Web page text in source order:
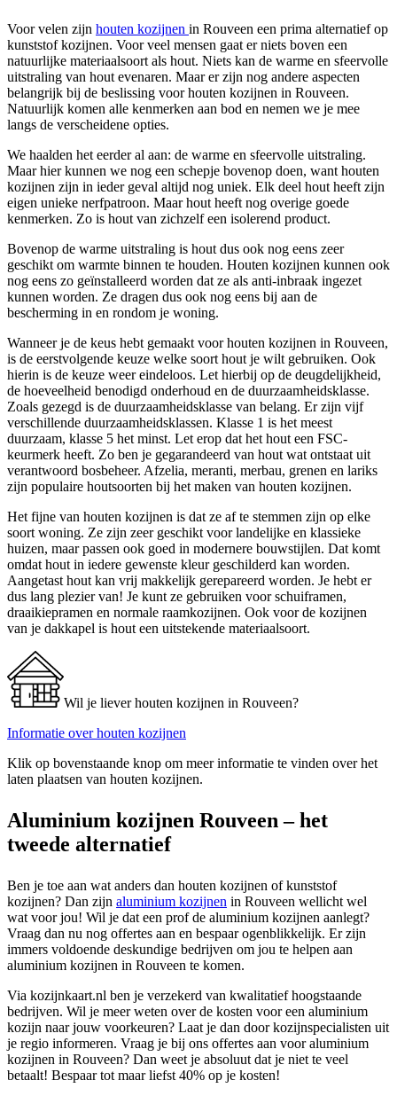
Voor velen zijn houten kozijnen in Rouveen een prima alternatief op
kunststof kozijnen. Voor veel mensen gaat er niets boven een
natuurlijke materiaalsoort als hout. Niets kan de warme en sfeervolle
uitstraling van hout evenaren. Maar er zijn nog andere aspecten
belangrijk bij de beslissing voor houten kozijnen in Rouveen.
Natuurlijk komen alle kenmerken aan bod en nemen we je mee
langs de verscheidene opties.
We haalden het eerder al aan: de warme en sfeervolle uitstraling.
Maar hier kunnen we nog een schepje bovenop doen, want houten
kozijnen zijn in ieder geval altijd nog uniek. Elk deel hout heeft zijn
eigen unieke nerfpatroon. Maar hout heeft nog overige goede
kenmerken. Zo is hout van zichzelf een isolerend product.
Bovenop de warme uitstraling is hout dus ook nog eens zeer
geschikt om warmte binnen te houden. Houten kozijnen kunnen ook
nog eens zo geïnstalleerd worden dat ze als anti-inbraak ingezet
kunnen worden. Ze dragen dus ook nog eens bij aan de
bescherming in en rondom je woning.
Wanneer je de keus hebt gemaakt voor houten kozijnen in Rouveen,
is de eerstvolgende keuze welke soort hout je wilt gebruiken. Ook
hierin is de keuze weer eindeloos. Let hierbij op de deugdelijkheid,
de hoeveelheid benodigd onderhoud en de duurzaamheidsklasse.
Zoals gezegd is de duurzaamheidsklasse van belang. Er zijn vijf
verschillende duurzaamheidsklassen. Klasse 1 is het meest
duurzaam, klasse 5 het minst. Let erop dat het hout een FSC-
keurmerk heeft. Zo ben je gegarandeerd van hout wat ontstaat uit
verantwoord bosbeheer. Afzelia, meranti, merbau, grenen en lariks
zijn populaire houtsoorten bij het maken van houten kozijnen.
Het fijne van houten kozijnen is dat ze af te stemmen zijn op elke
soort woning. Ze zijn zeer geschikt voor landelijke en klassieke
huizen, maar passen ook goed in modernere bouwstijlen. Dat komt
omdat hout in iedere gewenste kleur geschilderd kan worden.
Aangetast hout kan vrij makkelijk gerepareerd worden. Je hebt er
dus lang plezier van! Je kunt ze gebruiken voor schuiframen,
draaikiepramen en normale raamkozijnen. Ook voor de kozijnen
van je dakkapel is hout een uitstekende materiaalsoort.
Wil je liever houten kozijnen in Rouveen?
Informatie over houten kozijnen
Klik op bovenstaande knop om meer informatie te vinden over het
laten plaatsen van houten kozijnen.
Aluminium kozijnen Rouveen – het
tweede alternatief
Ben je toe aan wat anders dan houten kozijnen of kunststof
kozijnen? Dan zijn aluminium kozijnen in Rouveen wellicht wel
wat voor jou! Wil je dat een prof de aluminium kozijnen aanlegt?
Vraag dan nu nog offertes aan en bespaar ogenblikkelijk. Er zijn
immers voldoende deskundige bedrijven om jou te helpen aan
aluminium kozijnen in Rouveen te komen.
Via kozijnkaart.nl ben je verzekerd van kwalitatief hoogstaande
bedrijven. Wil je meer weten over de kosten voor een aluminium
kozijn naar jouw voorkeuren? Laat je dan door kozijnspecialisten uit
je regio informeren. Vraag je bij ons offertes aan voor aluminium
kozijnen in Rouveen? Dan weet je absoluut dat je niet te veel
betaalt! Bespaar tot maar liefst 40% op je kosten!